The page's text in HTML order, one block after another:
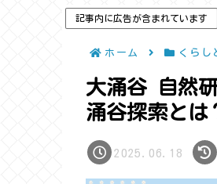
記事内に広告が含まれています
ホーム くらし
大涌谷 自然
涌谷探索とは
2025.06.18